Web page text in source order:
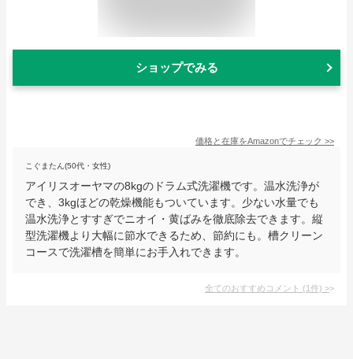
ショップでみる
価格と在庫をAmazonでチェック >>
こぐまたん(50代・女性)
アイリスオーヤマの8kgのドラム式洗濯機です。温水洗浄が
でき、3kgほどの乾燥機能もついています。少ない水量でも
温水洗浄とすすぎでニオイ・黄ばみを徹底除去できます。縦
型洗濯機より大幅に節水できるため、節約にも。槽クリーン
コースで洗濯槽を簡単にお手入れできます。
全てのおすすめコメント (1件) >